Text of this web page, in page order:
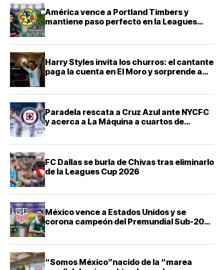
América vence a Portland Timbers y
mantiene paso perfecto en la Leagues
Harry Styles invita los churros: el cantante
paga la cuenta en El Moro y sorprende a
Paradela rescata a Cruz Azul ante NYCFC
y acerca a La Máquina a cuartos de
FC Dallas se burla de Chivas tras eliminarlo
de la Leagues Cup 2026
México vence a Estados Unidos y se
corona campeón del Premundial Sub-20
“Somos México”nacido de la “marea